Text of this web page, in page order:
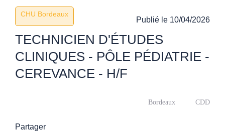
CHU Bordeaux
Publié le 10/04/2026
TECHNICIEN D'ÉTUDES
CLINIQUES - PÔLE PÉDIATRIE -
CEREVANCE - H/F
Bordeaux CDD
Partager